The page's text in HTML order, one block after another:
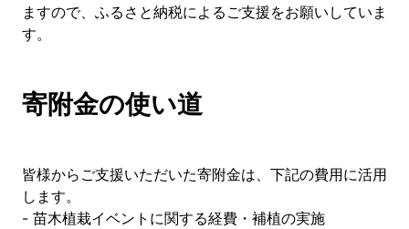
ますので、ふるさと納税によるご支援をお願いしていま
す。
寄附金の使い道
皆様からご支援いただいた寄附金は、下記の費用に活用
します。
- 苗木植栽イベントに関する経費・補植の実施